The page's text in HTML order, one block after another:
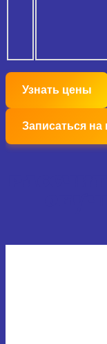
Узнать цены
Записаться на